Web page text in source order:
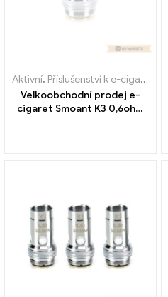
Aktivní, Příslušenství k e-cigaretám
Velkoobchodní prodej e-
cigaret Smoant K3 0,6ohm